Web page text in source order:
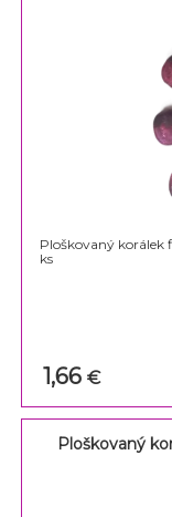
Ploškovaný korálek
ks
1,66€
Ploškovaný